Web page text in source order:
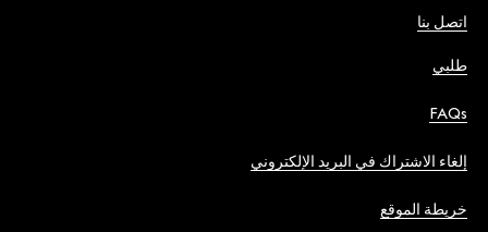
اتصل بنا
طلبي
FAQs
إلغاء الاشتراك في البريد الإلكتروني
خريطة الموقع